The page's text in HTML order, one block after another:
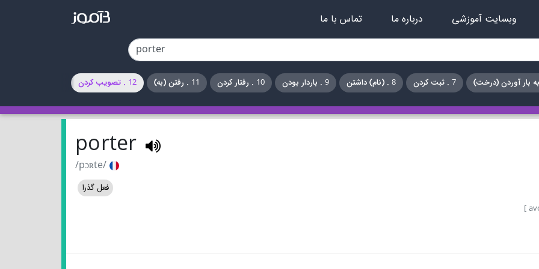
وبسایت آموزشی درباره ما تماس با ما
7 . ثبت کردن 8 . (نام) داشتن 9 . باردار بودن 10 . رفتار کردن 11 . رفتن (به) 12 . تصویب کردن
porter
/pɔʀte/
فعل گذرا